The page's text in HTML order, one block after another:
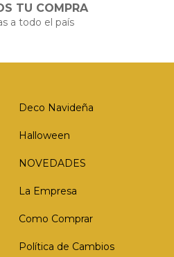
TU COMPRA
a todo el país
Deco Navideña
Halloween
NOVEDADES
La Empresa
Como Comprar
Política de Cambios